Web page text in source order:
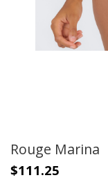
Rouge Marina
$111.25